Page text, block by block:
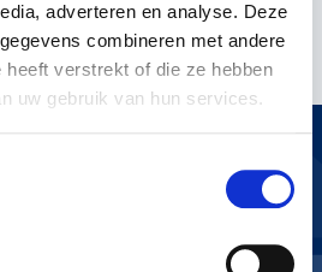
adverteren en analyse. Deze
combineren met andere
heeft verstrekt of die ze hebben
uw gebruik van hun services.